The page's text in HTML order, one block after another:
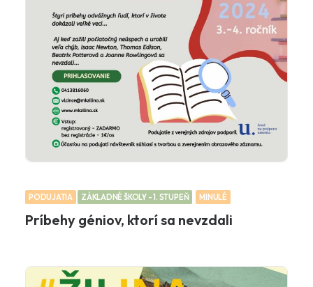
PODUJATIA ZÁKLADNÉ ŠKOLY - 1. STUPEŇ MINULÉ
Príbehy géniov, ktorí sa nevzdali